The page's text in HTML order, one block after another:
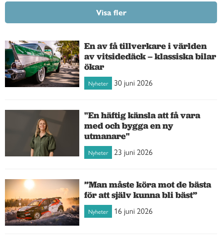
Visa fler
En av få tillverkare i världen
av vitsidedäck – klassiska bilar
ökar
Nyheter 30 juni 2026
"En häftig känsla att få vara
med och bygga en ny
utmanare"
Nyheter 23 juni 2026
”Man måste köra mot de bästa
för att själv kunna bli bäst”
Nyheter 16 juni 2026